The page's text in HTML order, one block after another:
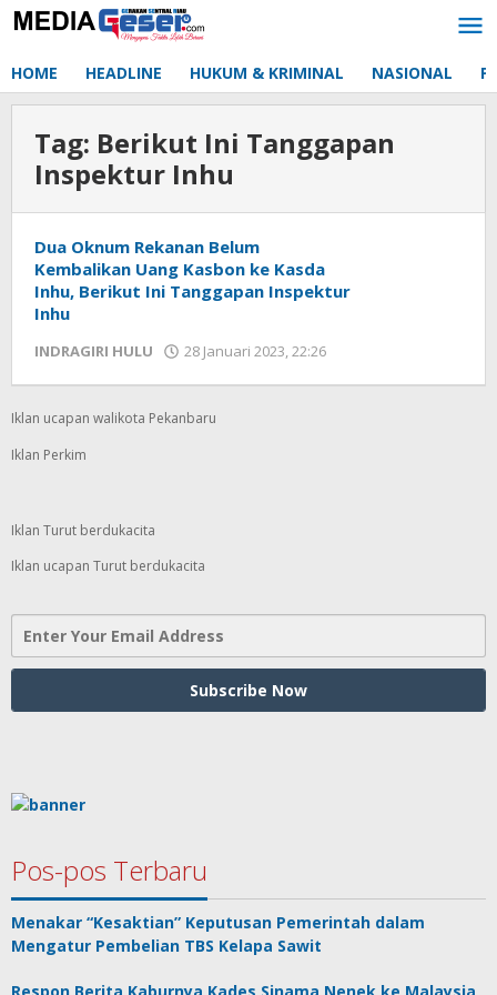
Lewati
ke
HOME HEADLINE HUKUM & KRIMINAL NASIONAL
Tag: Berikut Ini Tanggapan
Inspektur Inhu
Dua Oknum Rekanan Belum
Kembalikan Uang Kasbon ke Kasda
Inhu, Berikut Ini Tanggapan Inspektur
Inhu
INDRAGIRI HULU 28 Januari 2023, 22:26
Iklan ucapan walikota Pekanbaru
Iklan Perkim
Iklan Turut berdukacita
Iklan ucapan Turut berdukacita
Pos-pos Terbaru
Menakar “Kesaktian” Keputusan Pemerintah dalam
Mengatur Pembelian TBS Kelapa Sawit